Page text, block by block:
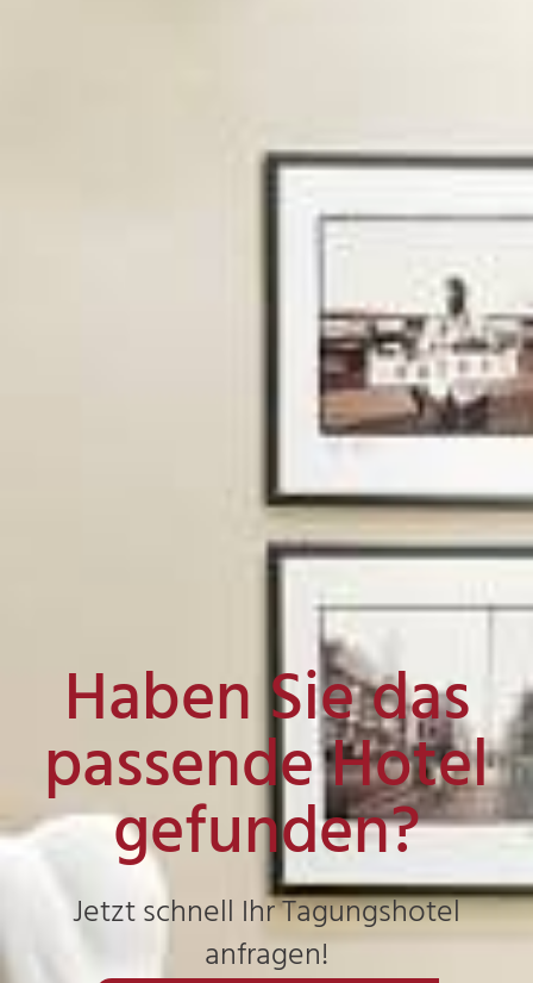
Haben Sie das
passende Hotel
gefunden?
Jetzt schnell Ihr Tagungshotel
anfragen!